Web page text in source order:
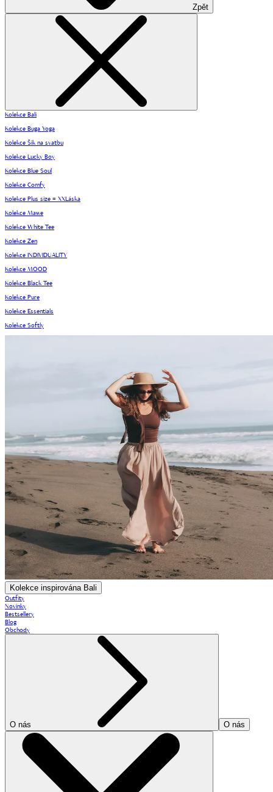
Zpět
Kolekce Bali
Kolekce Buga Yoga
Kolekce Šik na svatbu
Kolekce Lucky Boy
Kolekce Blue Soul
Kolekce Comfy
Kolekce Plus size = XXLáska
Kolekce Mawe
Kolekce White Tee
Kolekce Zen
Kolekce INDIVIDUALITY
Kolekce MOOD
Kolekce Black Tee
Kolekce Pure
Kolekce Essentials
Kolekce Softly
Kolekce inspirována Bali
Outfity
Novinky
Bestsellery
Blog
Obchody
O nás O nás